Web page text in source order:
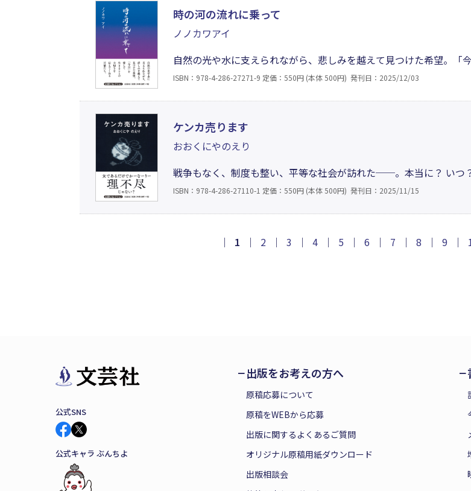
時の河の流れに乗って
ノノカワアイ
自然の光や水に支えられながら、悲しみを越えて見つけた希望。
季節はめぐり、光は射し、水は流れ、大地は静かに息をする。その
ISBN：978-4-286-27271-9 定価：550円 (本体 500円) 発刊日：2025/12/03
ケンカ売ります
おおくにやのえり
戦争もなく、制度も整い、平等な社会が訪れた──。本当に？ いつ
ら一度も見たことがありません。今も蔓延る理不尽で不平等で男尊
ISBN：978-4-286-27110-1 定価：550円 (本体 500円) 発刊日：2025/11/15
｜ 1 ｜ 2 ｜ 3 ｜ 4 ｜ 5 ｜ 6 ｜ 7 ｜ 8 ｜ 9 ｜
公式SNS
公式キャラ ぶんちよ
出版をお考えの方へ
原稿応募について
原稿をWEBから応募
出版に関するよくあるご質問
オリジナル原稿用紙ダウンロード
出版相談会